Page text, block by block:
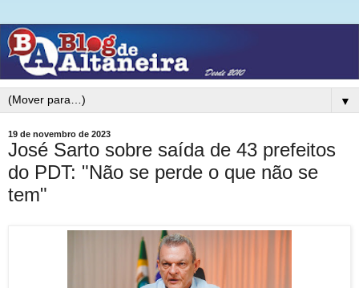
▼
19 de novembro de 2023
José Sarto sobre saída de 43 prefeitos
do PDT: "Não se perde o que não se
tem"